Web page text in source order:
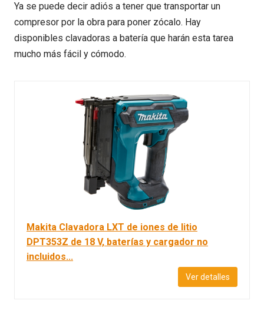
Ya se puede decir adiós a tener que transportar un
compresor por la obra para poner zócalo. Hay
disponibles clavadoras a batería que harán esta tarea
mucho más fácil y cómodo.
Makita Clavadora LXT de iones de litio
DPT353Z de 18 V, baterías y cargador no
incluidos...
Ver detalles